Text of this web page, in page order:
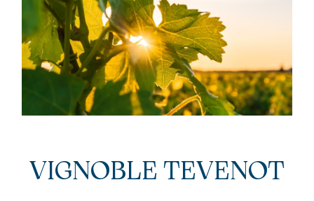
VIGNOBLE TEVENOT